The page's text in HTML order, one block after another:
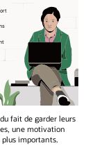
fait de garder leurs
une motivation
importants.